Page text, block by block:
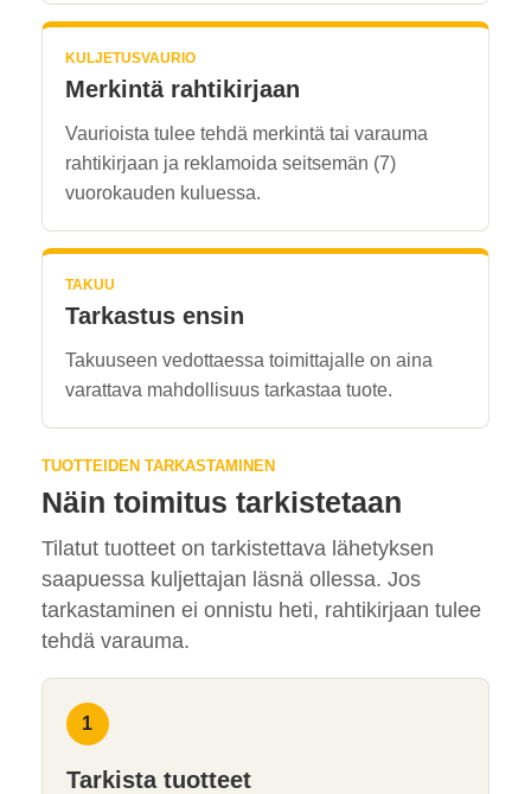
KULJETUSVAURIO
Merkintä rahtikirjaan
Vaurioista tulee tehdä merkintä tai varauma
rahtikirjaan ja reklamoida seitsemän (7)
vuorokauden kuluessa.
TAKUU
Tarkastus ensin
Takuuseen vedottaessa toimittajalle on aina
varattava mahdollisuus tarkastaa tuote.
TUOTTEIDEN TARKASTAMINEN
Näin toimitus tarkistetaan
Tilatut tuotteet on tarkistettava lähetyksen
saapuessa kuljettajan läsnä ollessa. Jos
tarkastaminen ei onnistu heti, rahtikirjaan tulee
tehdä varauma.
Tarkista tuotteet